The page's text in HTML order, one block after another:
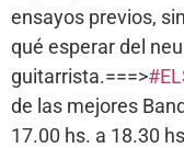
ensayos previos,
qué esperar del
guitarrista.===>
de las mejores
17.00 hs. a 18.30